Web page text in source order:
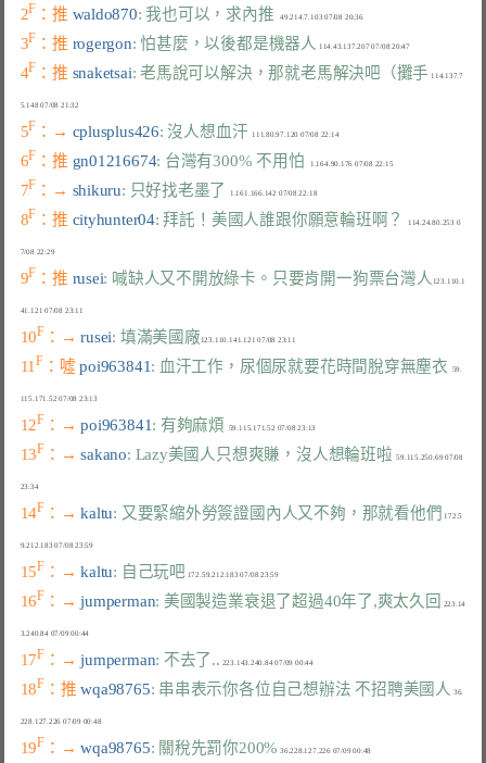
2F ：推 waldo870: 我也可以，求內推
   49.214.7.103 07/08 20:36
3F ：推 rogergon: 怕甚麼，以後都是機器人
4F ：推 snaketsai: 老馬說可以解決，那就老馬解決吧（攤手 114.137.7
5F ：→ cplusplus426: 沒人想血汗
  111.80.97.120 07/08 22:14
6F ：推 gn01216674: 台灣有300% 不用怕
   1.164.90.176 07/08 22:15
7F ：→ shikuru: 只好找老墨了
  1.161.166.142 07/08 22:18
8F ：推 cityhunter04: 拜託！美國人誰跟你願意輪班啊？
  114.24.80.253 0
7/08 22:29
9F ：推 rusei: 喊缺人又不開放綠卡。只要肯開一狗票台灣人 123.110.1
10F ：→ rusei: 填滿美國廠
11F ：噓 poi963841: 血汗工作，尿個尿就要花時間脫穿無塵衣
  59.
115.171.52 07/08 23:13
12F ：→ poi963841: 有夠麻煩
13F ：→ sakano: Lazy美國人只想爽賺，沒人想輪班啦
  59.115.250.69 07/08
23:34
14F ：→ kaltu: 又要緊縮外勞簽證國內人又不夠，那就看他們 172.5
15F ：→ kaltu: 自己玩吧
16F ：→ jumperman: 美國製造業衰退了超過40年了,爽太久回 223.14
17F ：→ jumperman: 不去了.. 223.143.240.84 07/09 00:44
18F ：推 wqa98765: 串串表示你各位自己想辦法 不招聘美國人 36.
228.127.226 07/09 00:48
19F ：→ wqa98765: 關稅先罰你200%